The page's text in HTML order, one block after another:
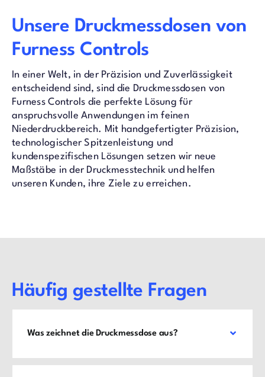
Unsere Druckmessdosen von
Furness Controls
In einer Welt, in der Präzision und Zuverlässigkeit
entscheidend sind, sind die Druckmessdosen von
Furness Controls die perfekte Lösung für
anspruchsvolle Anwendungen im feinen
Niederdruckbereich. Mit handgefertigter Präzision,
technologischer Spitzenleistung und
kundenspezifischen Lösungen setzen wir neue
Maßstäbe in der Druckmesstechnik und helfen
unseren Kunden, ihre Ziele zu erreichen.
Häufig gestellte Fragen
Was zeichnet die Druckmessdose aus?